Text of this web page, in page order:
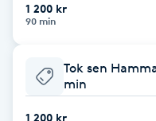
Käkledsbehandling
Kärlbehandling
1 200 kr
90 min
Tok sen
min
1 200 kr